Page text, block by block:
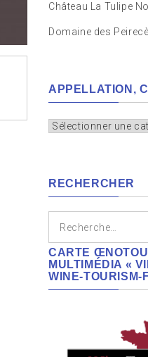
Château La Tulipe
Domaine des
APPELLATION,
Appellation,
RECHERCHER
CARTE
MULTIMÉDIA «
WINE-TOURISM-